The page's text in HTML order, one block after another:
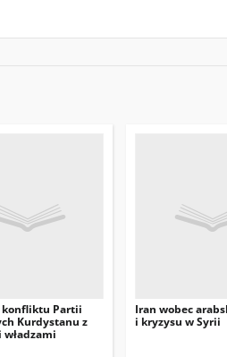
konfliktu Partii
Kurdystanu z
Iran wobec
i kryzysu w Syrii